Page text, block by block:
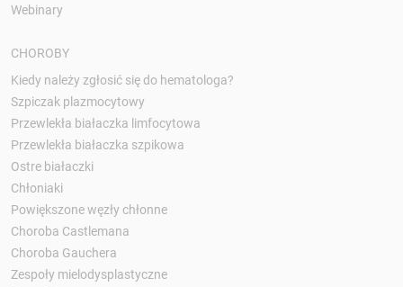
Webinary
CHOROBY
Kiedy należy zgłosić się do hematologa?
Szpiczak plazmocytowy
Przewlekła białaczka limfocytowa
Przewlekła białaczka szpikowa
Ostre białaczki
Chłoniaki
Powiększone węzły chłonne
Choroba Castlemana
Choroba Gauchera
Zespoły mielodysplastyczne